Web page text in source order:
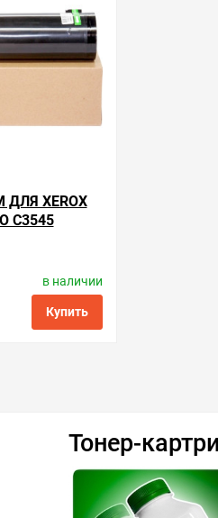
XEROX
C3545
в наличии
Купить
BASF
006r01175
Тонер-